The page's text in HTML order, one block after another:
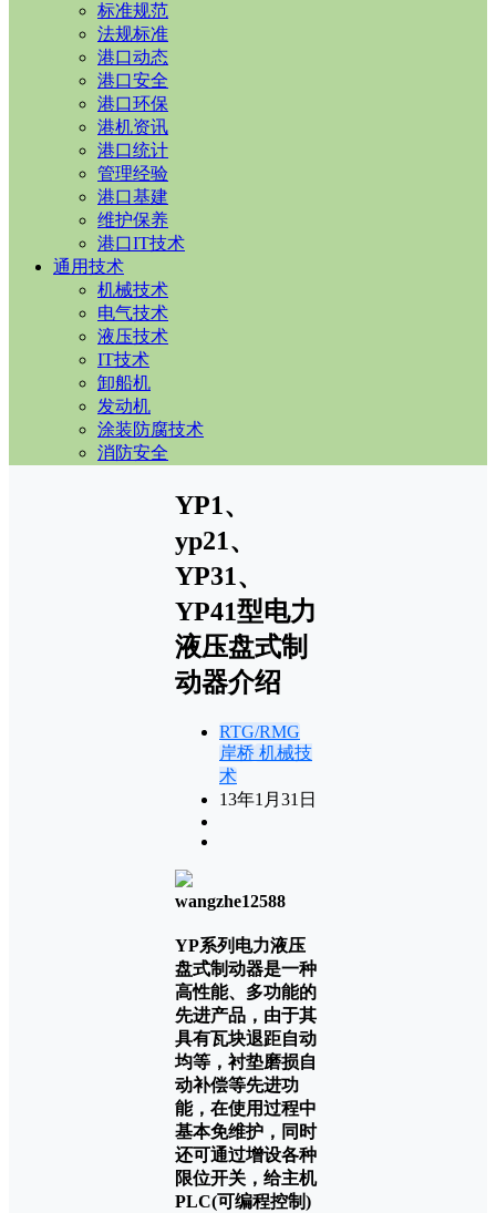
标准规范
法规标准
港口动态
港口安全
港口环保
港机资讯
港口统计
管理经验
港口基建
维护保养
港口IT技术
通用技术
机械技术
电气技术
液压技术
IT技术
卸船机
发动机
涂装防腐技术
消防安全
YP1、
yp21、
YP31、
YP41型电力
液压盘式制
动器介绍
RTG/RMG
岸桥 机械技
术
13年1月31日
wangzhe12588
YP系列电力液压
盘式制动器是一种
高性能、多功能的
先进产品，由于其
具有瓦块退距自动
均等，衬垫磨损自
动补偿等先进功
能，在使用过程中
基本免维护，同时
还可通过增设各种
限位开关，给主机
PLC(可编程控制)